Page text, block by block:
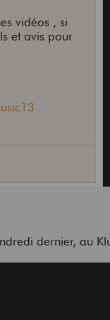
vidéos , si
et avis pour
dernier, au